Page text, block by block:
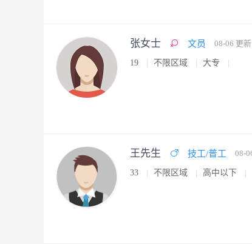
张女士 文员 08-06 更新
19 不限区域 大专
王先生 技工/普工 08-
33 不限区域 高中以下